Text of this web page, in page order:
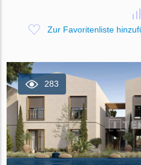
Zur Favoritenliste
283